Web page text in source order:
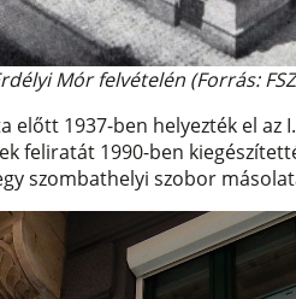
Mór felvételén (Forrás:
előtt 1937-ben helyezték el
feliratát 1990-ben
szombathelyi szobor